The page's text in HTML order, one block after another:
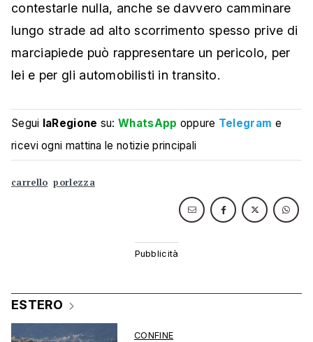
contestarle nulla, anche se davvero camminare
lungo strade ad alto scorrimento spesso prive di
marciapiede può rappresentare un pericolo, per
lei e per gli automobilisti in transito.
Segui laRegione su:WhatsApp oppure Telegram e
ricevi ogni mattina le notizie principali
carrello porlezza
ESTERO
CONFINE